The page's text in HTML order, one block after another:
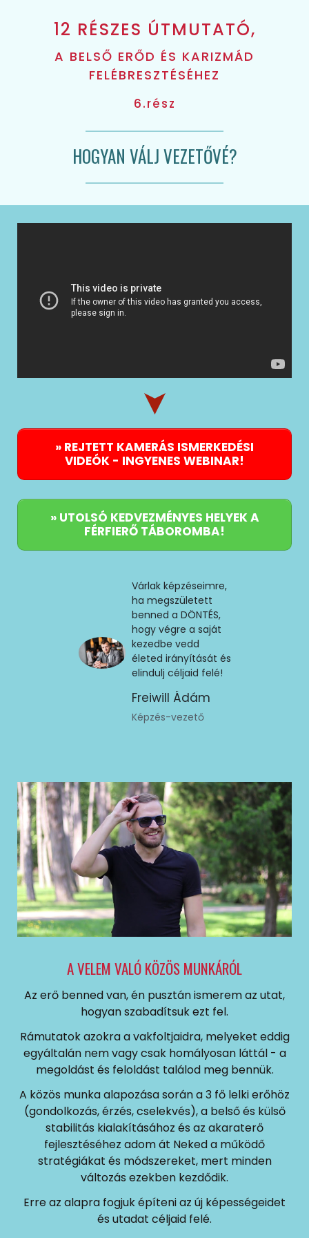
12 RÉSZES ÚTMUTATÓ,
A BELSŐ ERŐD ÉS KARIZMÁD
FELÉBRESZTÉSÉHEZ
6.rész
HOGYAN VÁLJ VEZETŐVÉ?
A VELEM VALÓ KÖZÖS MUNKÁRÓL
Az erő benned van, én pusztán ismerem az utat,
hogyan szabadítsuk ezt fel.
Rámutatok azokra a vakfoltjaidra, melyeket eddig
egyáltalán nem vagy csak homályosan láttál - a
megoldást és feloldást találod meg bennük.
A közös munka alapozása során a 3 fő lelki erőhöz
(gondolkozás, érzés, cselekvés), a belső és külső
stabilitás kialakításához és az akaraterő
fejlesztéséhez adom át Neked a működő
stratégiákat és módszereket, mert minden
változás ezekben kezdődik.
Erre az alapra fogjuk építeni az új képességeidet
és utadat céljaid felé.
» REJTETT KAMERÁS ISMERKEDÉSI
VIDEÓK - INGYENES WEBINAR!
» UTOLSÓ KEDVEZMÉNYES HELYEK A
FÉRFIERŐ TÁBOROMBA!
Várlak képzéseimre,
ha megszületett
benned a DÖNTÉS,
hogy végre a saját
kezedbe vedd
életed irányítását és
elindulj céljaid felé!
Freiwill Ádám
Képzés-vezető